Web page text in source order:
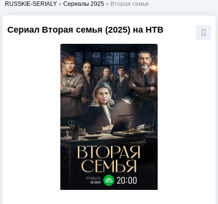
RUSSKIE-SERIALY » Сериалы 2025 » Вторая семья
Сериал Вторая семья (2025) на НТВ